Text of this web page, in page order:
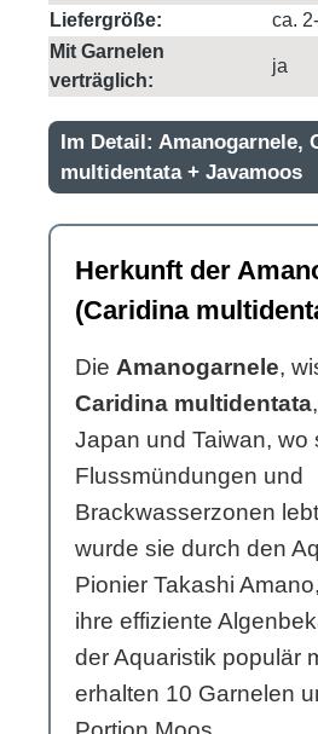
Liefergröße:
ca.
Mit Garnelen
verträglich:
ja
Im Detail: Amanogarnele,
multidentata + Javamoos
Herkunft der
(Caridina
Die Amanogarnele,
Caridina multidentata
Japan und Taiwan, wo
Flussmündungen und
Brackwasserzonen
wurde sie durch den
Pionier Takashi
ihre effiziente
der Aquaristik populär
erhalten 10 Garnelen